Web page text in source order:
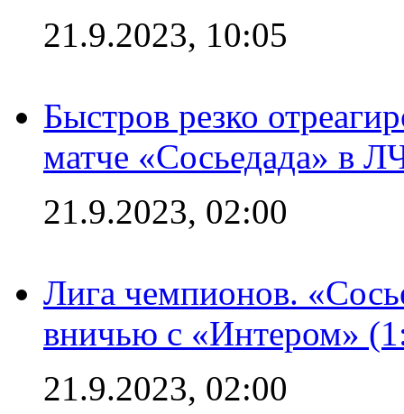
21.9.2023, 10:05
Быстров резко
матче «Сосьедада» в
21.9.2023, 02:00
Лига чемпионов.
вничью с «Интером»
21.9.2023, 02:00